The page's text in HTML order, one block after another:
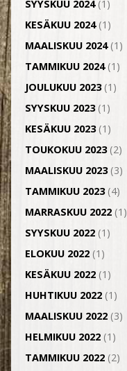
SYYSKUU 2024(1)
KESÄKUU 2024(1)
MAALISKUU 2024(1)
TAMMIKUU 2024(1)
JOULUKUU 2023(1)
SYYSKUU 2023(1)
KESÄKUU 2023(1)
TOUKOKUU 2023(2)
MAALISKUU 2023(3)
TAMMIKUU 2023(4)
MARRASKUU 2022(1)
SYYSKUU 2022(1)
ELOKUU 2022(1)
KESÄKUU 2022(1)
HUHTIKUU 2022(1)
MAALISKUU 2022(3)
HELMIKUU 2022(1)
TAMMIKUU 2022(2)